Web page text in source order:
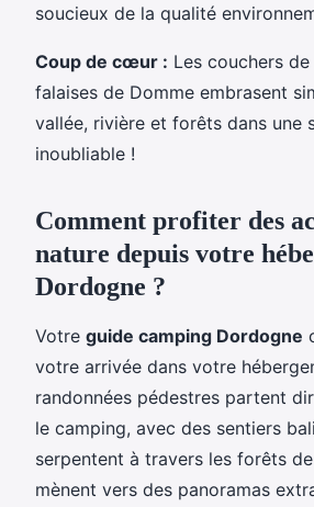
soucieux de la qualité
Coup de cœur : Les couchers
falaises de Domme embrasent
vallée, rivière et forêts dans une
inoubliable !
Comment profiter des
nature depuis votre
Dordogne ?
Votre guide camping Dordogne
votre arrivée dans votre
randonnées pédestres partent
le camping, avec des sentiers
serpentent à travers les forêts
mènent vers des panoramas